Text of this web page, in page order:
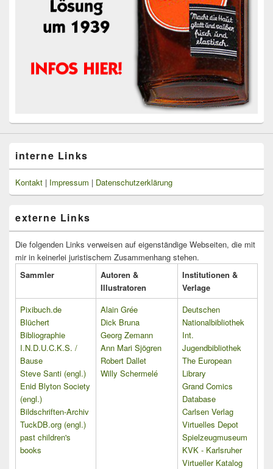
interne Links
Kontakt | Impressum | Datenschutzerklärung
externe Links
Die folgenden Links verweisen auf eigenständige Webseiten, die mit
mir in keinerlei juristischem Zusammenhang stehen.
Sammler
Autoren &
Illustratoren
Institutionen &
Verlage
Pixibuch.de
Blüchert
Bibliographie
I.N.D.U.C.K.S. /
Bause
Steve Santi (engl.)
Enid Blyton Society
(engl.)
Bildschriften-Archiv
TuckDB.org (engl.)
past children's
books
Alain Grée
Dick Bruna
Georg Zemann
Ann Mari Sjögren
Robert Dallet
Willy Schermelé
Deutschen
Nationalbibliothek
Int.
Jugendbibliothek
The European
Library
Grand Comics
Database
Carlsen Verlag
Virtuelles Depot
Spielzeugmuseum
KVK - Karlsruher
Virtueller Katalog